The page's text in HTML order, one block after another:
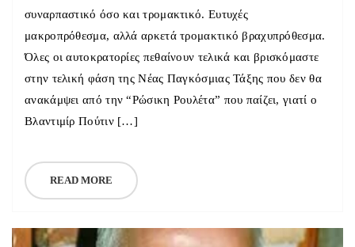
συναρπαστικό όσο και τρομακτικό. Ευτυχές
μακροπρόθεσμα, αλλά αρκετά τρομακτικό βραχυπρόθεσμα.
Όλες οι αυτοκρατορίες πεθαίνουν τελικά και βρισκόμαστε
στην τελική φάση της Νέας Παγκόσμιας Τάξης που δεν θα
ανακάμψει από την “Ρώσικη Ρουλέτα” που παίζει, γιατί ο
Βλαντιμίρ Πούτιν […]
READ MORE